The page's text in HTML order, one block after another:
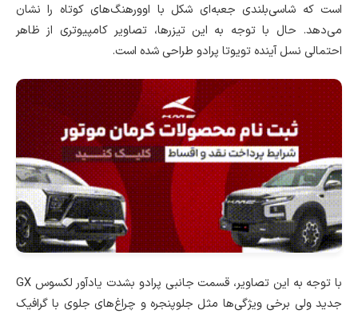
است که شاسی‌بلندی جعبه‌ای شکل با اوورهنگ‌های کوتاه را نشان
می‌دهد. حال با توجه به این تیزرها، تصاویر کامپیوتری از ظاهر
احتمالی نسل آینده تویوتا پرادو طراحی شده است.
با توجه به این تصاویر، قسمت جانبی پرادو بشدت یادآور لکسوس GX
جدید ولی برخی ویژگی‌ها مثل جلوپنجره و چراغ‌های جلوی با گرافیک